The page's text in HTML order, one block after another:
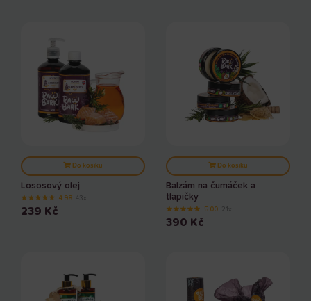
Do košíku
Lososový olej
★★★★★ 4.98 43x
239 Kč
Do košíku
Balzám na čumáček a
tlapičky
★★★★★ 5.00 21x
390 Kč